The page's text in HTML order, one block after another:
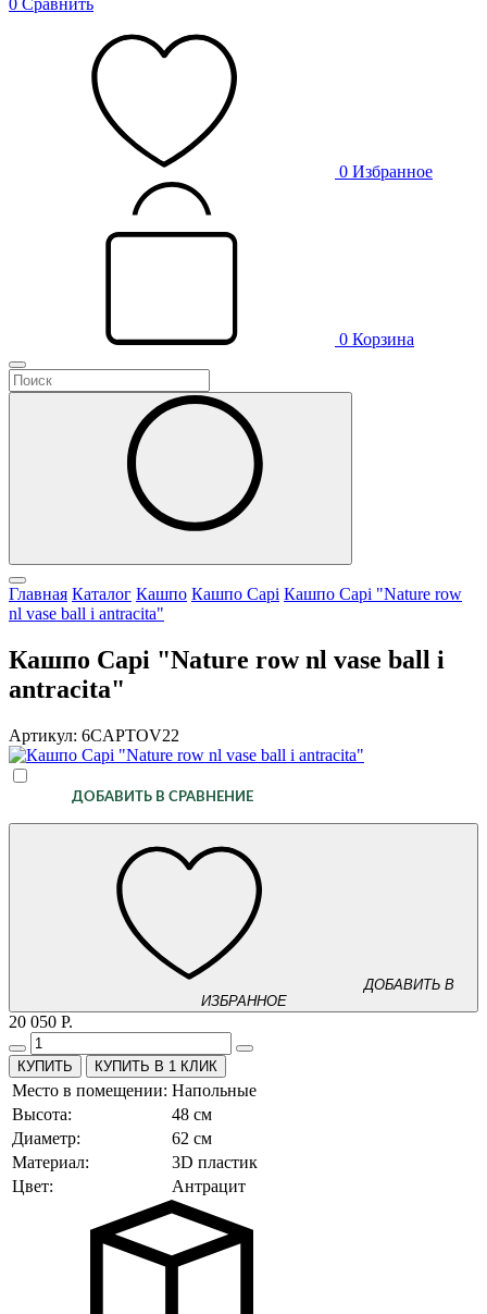
0 Сравнить
0 Избранное
0 Корзина
Главная Каталог Кашпо Кашпо Capi Кашпо Capi "Nature row
nl vase ball i antracita"
Кашпо Capi "Nature row nl vase ball i
antracita"
Артикул: 6CAPTOV22
ДОБАВИТЬ В СРАВНЕНИЕ
ДОБАВИТЬ В
ИЗБРАННОЕ
20 050 Р.
КУПИТЬ В 1 КЛИК
Место в помещении: Напольные
Высота:
48 см
Диаметр:
62 см
Материал:
3D пластик
Цвет:
Антрацит